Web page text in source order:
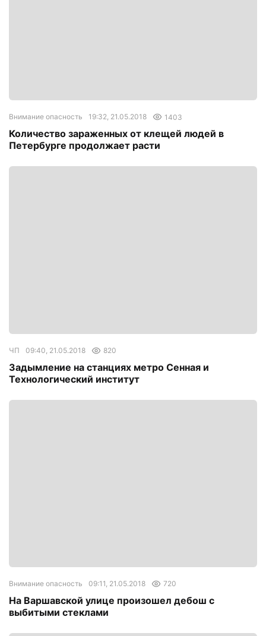
Внимание опасность 19:32, 21.05.2018 1403
Количество зараженных от клещей людей в
Петербурге продолжает расти
ЧП 09:40, 21.05.2018 820
Задымление на станциях метро Сенная и
Технологический институт
Внимание опасность 09:11, 21.05.2018 720
На Варшавской улице произошел дебош с
выбитыми стеклами